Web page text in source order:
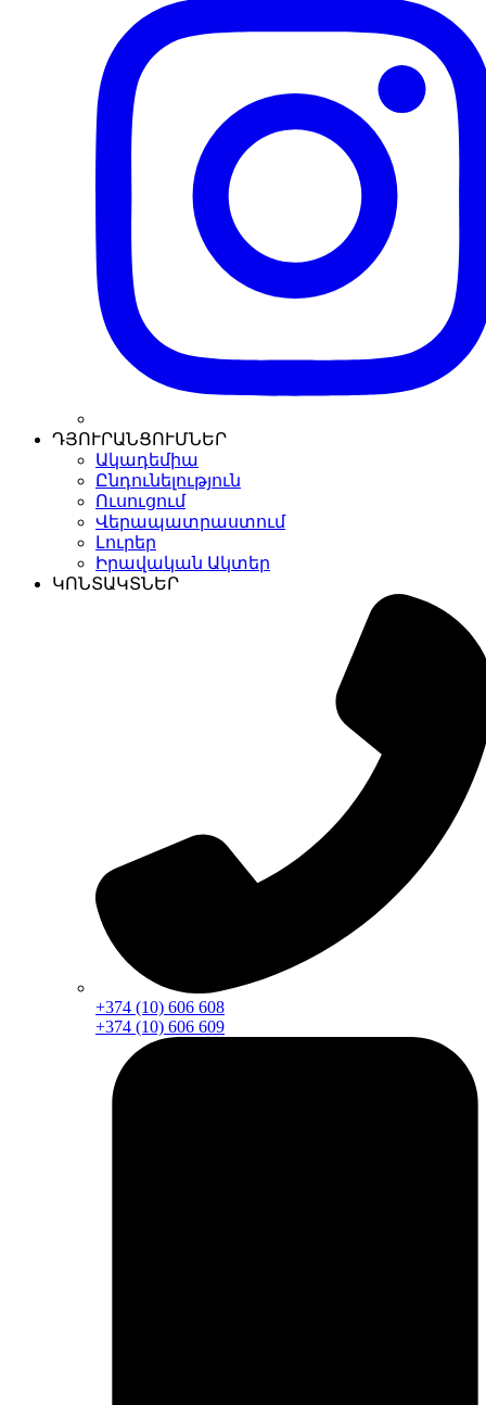
ԴՅՈՒՐԱՆՑՈՒՄՆԵՐ
Ակադեմիա
Ընդունելություն
Ուսուցում
Վերապատրաստում
Լուրեր
Իրավական Ակտեր
ԿՈՆՏԱԿՏՆԵՐ
+374 (10) 606 608
+374 (10) 606 609